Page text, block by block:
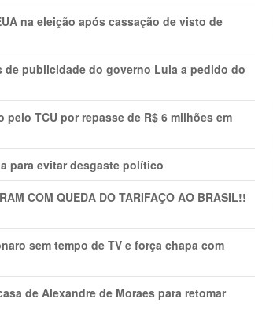
na eleição após cassação de visto de
publicidade do governo Lula a pedido do
TCU por repasse de R$ 6 milhões em
para evitar desgaste político
COM QUEDA DO TARIFAÇO AO BRASIL!!
sem tempo de TV e força chapa com
de Alexandre de Moraes para retomar